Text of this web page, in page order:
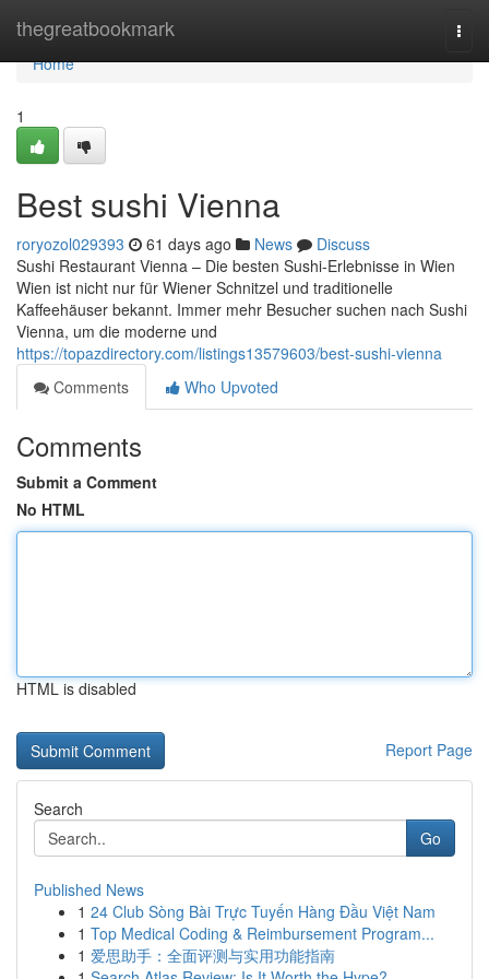
thegreatbookmark
Home
Home
1
Best sushi Vienna
roryozol029393 61 days ago News
Discuss
Sushi Restaurant Vienna – Die besten Sushi-Erlebnisse in Wien
Wien ist nicht nur für Wiener Schnitzel und traditionelle
Kaffeehäuser bekannt. Immer mehr Besucher suchen nach Sushi
Vienna, um die moderne und
https://topazdirectory.com/listings13579603/best-sushi-vienna
Comments
Who Upvoted
Comments
Submit a Comment
No HTML
HTML is disabled
Report Page
Search
Go
Published News
1 24 Club Sòng Bài Trực Tuyến Hàng Đầu Việt Nam
1 Top Medical Coding & Reimbursement Program...
1 爱思助手：全面评测与实用功能指南